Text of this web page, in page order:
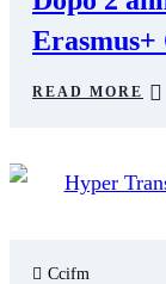
READ MORE
Ccifm